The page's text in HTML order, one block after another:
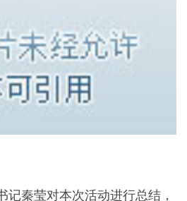
记秦莹对本次活动进行总结，